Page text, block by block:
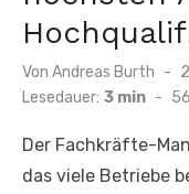
Von Andreas Burth
Lesedauer: 3 min -
Der Fachkräfte-
das viele Betriebe